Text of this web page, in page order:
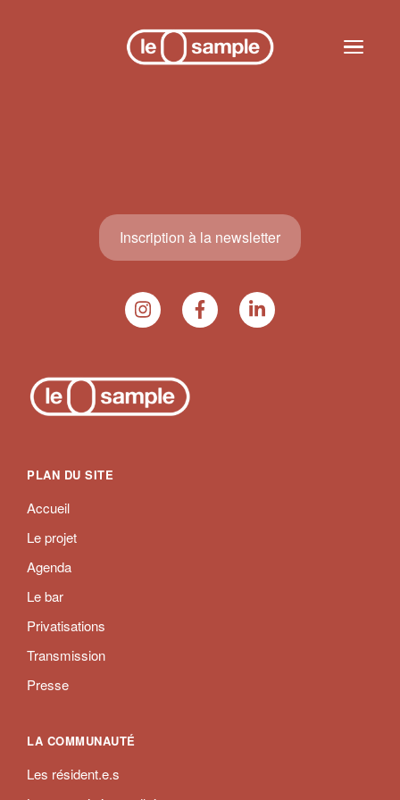
Toggle
Inscription à la newsletter
PLAN DU SITE
Accueil
Le projet
Agenda
Le bar
Privatisations
Transmission
Presse
LA COMMUNAUTÉ
Les résident.e.s